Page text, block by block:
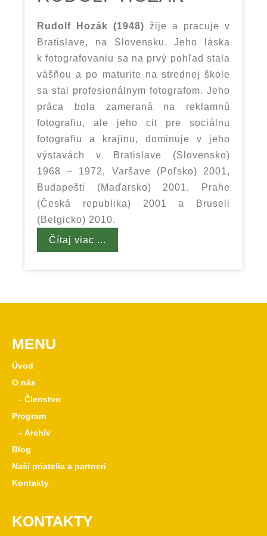
Rudolf Hozák (1948) žije a pracuje v
Bratislave, na Slovensku. Jeho láska
k fotografovaniu sa na prvý pohľad stala
vášňou a po maturite na strednej škole
sa stal profesionálnym fotografom. Jeho
práca bola zameraná na reklamnú
fotografiu, ale jeho cit pre sociálnu
fotografiu a krajinu, dominuje v jeho
výstavách v Bratislave (Slovensko)
1968 – 1972, Varšave (Poľsko) 2001,
Budapešti (Maďarsko) 2001, Prahe
(Česká republika) 2001 a Bruseli
(Belgicko) 2010.
Čítaj viac ...
MENU
Úvod
O nás
- Členstvo
Program
- Archív
Blog
Naši priatelia a partneri
Kontakty
KONTAKTY